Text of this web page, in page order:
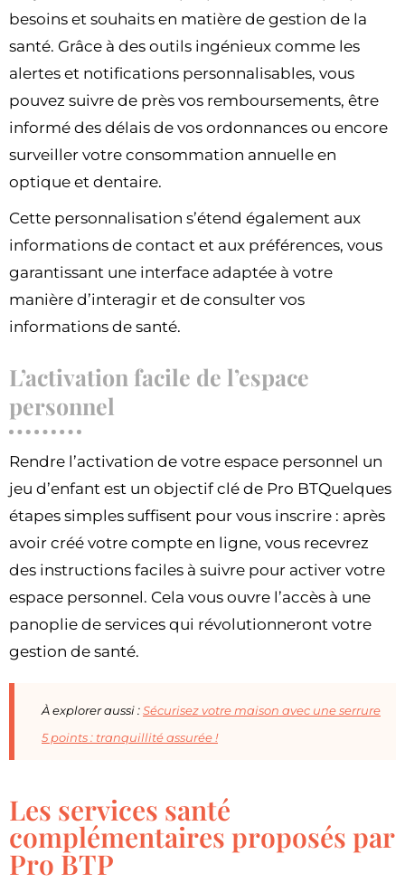
besoins et souhaits en matière de gestion de la
santé. Grâce à des outils ingénieux comme les
alertes et notifications personnalisables, vous
pouvez suivre de près vos remboursements, être
informé des délais de vos ordonnances ou encore
surveiller votre consommation annuelle en
optique et dentaire.
Cette personnalisation s’étend également aux
informations de contact et aux préférences, vous
garantissant une interface adaptée à votre
manière d’interagir et de consulter vos
informations de santé.
L’activation facile de l’espace
personnel
Rendre l’activation de votre espace personnel un
jeu d’enfant est un objectif clé de Pro BTQuelques
étapes simples suffisent pour vous inscrire : après
avoir créé votre compte en ligne, vous recevrez
des instructions faciles à suivre pour activer votre
espace personnel. Cela vous ouvre l’accès à une
panoplie de services qui révolutionneront votre
gestion de santé.
À explorer aussi :Sécurisez votre maison avec une serrure
5 points : tranquillité assurée !
Les services santé
complémentaires proposés par
Pro BTP